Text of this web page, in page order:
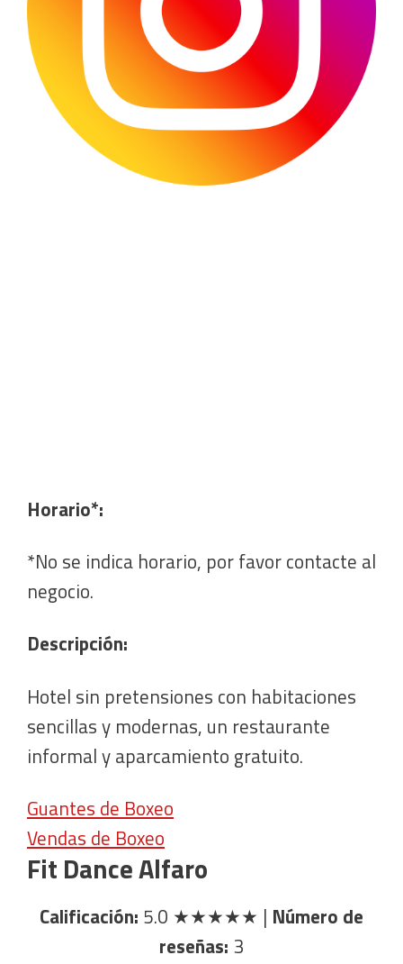
Horario*:
*No se indica horario, por favor contacte al
negocio.
Descripción:
Hotel sin pretensiones con habitaciones
sencillas y modernas, un restaurante
informal y aparcamiento gratuito.
Guantes de Boxeo
Vendas de Boxeo
Fit Dance Alfaro
Calificación: 5.0 ★★★★★ | Número de
reseñas: 3